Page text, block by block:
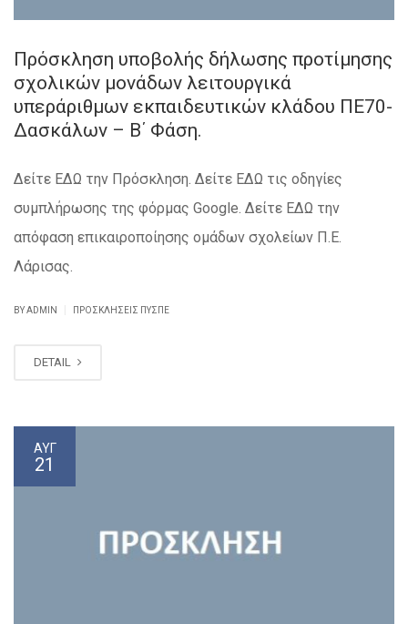
Πρόσκληση υποβολής δήλωσης προτίμησης
σχολικών μονάδων λειτουργικά
υπεράριθμων εκπαιδευτικών κλάδου ΠΕ70-
Δασκάλων – Β΄ Φάση.
Δείτε ΕΔΩ την Πρόσκληση. Δείτε ΕΔΩ τις οδηγίες
συμπλήρωσης της φόρμας Google. Δείτε ΕΔΩ την
απόφαση επικαιροποίησης ομάδων σχολείων Π.Ε.
Λάρισας.
BY ADMIN ΠΡΟΣΚΛΉΣΕΙΣ ΠΥΣΠΕ
DETAIL
ΑΥΓ
21